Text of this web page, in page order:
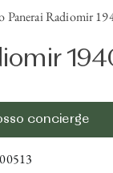
Panerai Radiomir
concierge